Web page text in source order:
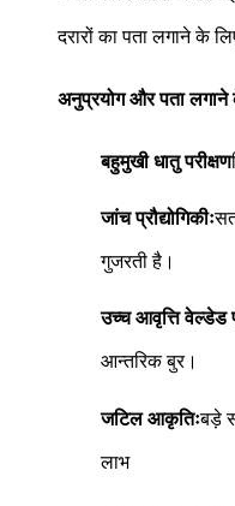
दरारों का पता लगाने के
अनुप्रयोग और पता
बहुमुखी धातु परीक्षण
जांच प्रौद्योगिकीः
गुजरती है।
उच्च आवृत्ति वेल्डेड
आन्तरिक बुर।
जटिल आकृतिःबड़े
लाभ